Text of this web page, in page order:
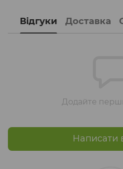
Відгуки Доставка
Додайте
Написати